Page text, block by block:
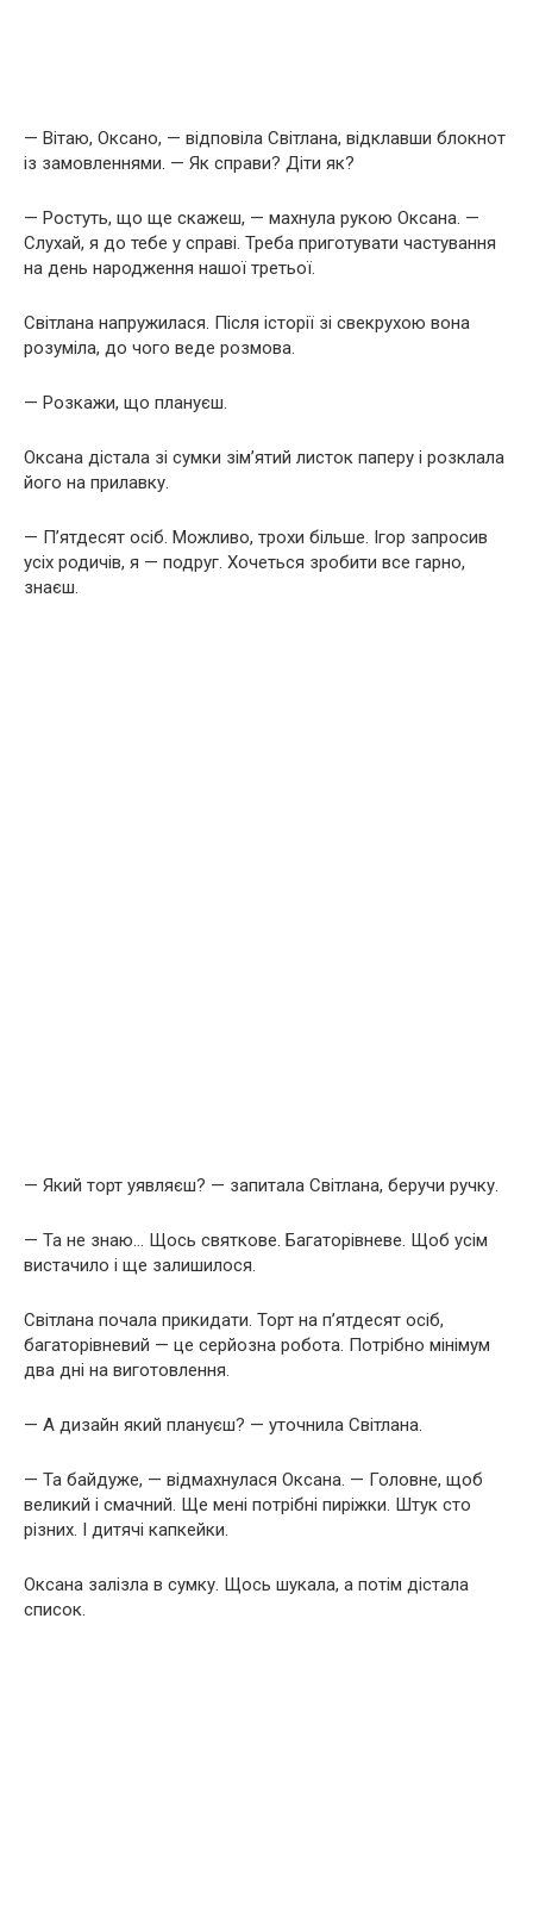
— Вітаю, Оксано, — відповіла Світлана, відклавши блокнот
із замовленнями. — Як справи? Діти як?
— Ростуть, що ще скажеш, — махнула рукою Оксана. —
Слухай, я до тебе у справі. Треба приготувати частування
на день народження нашої третьої.
Світлана напружилася. Після історії зі свекрухою вона
розуміла, до чого веде розмова.
— Розкажи, що плануєш.
Оксана дістала зі сумки зім’ятий листок паперу і розклала
його на прилавку.
— П’ятдесят осіб. Можливо, трохи більше. Ігор запросив
усіх родичів, я — подруг. Хочеться зробити все гарно,
знаєш.
— Який торт уявляєш? — запитала Світлана, беручи ручку.
— Та не знаю… Щось святкове. Багаторівневе. Щоб усім
вистачило і ще залишилося.
Світлана почала прикидати. Торт на п’ятдесят осіб,
багаторівневий — це серйозна робота. Потрібно мінімум
два дні на виготовлення.
— А дизайн який плануєш? — уточнила Світлана.
— Та байдуже, — відмахнулася Оксана. — Головне, щоб
великий і смачний. Ще мені потрібні пиріжки. Штук сто
різних. І дитячі капкейки.
Оксана залізла в сумку. Щось шукала, а потім дістала
список.